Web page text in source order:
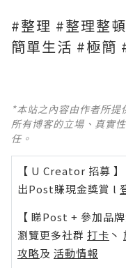
#整理 #整理整
簡單生活 #極簡
*本站之內容由作者所
所有博客的立場、真實
任。
【 U Creator 招募 】
出Post賺現金獎賞 l
【 睇Post + 參加品牌
瀏覽更多社群 打卡 丶
攻略及 活動情報